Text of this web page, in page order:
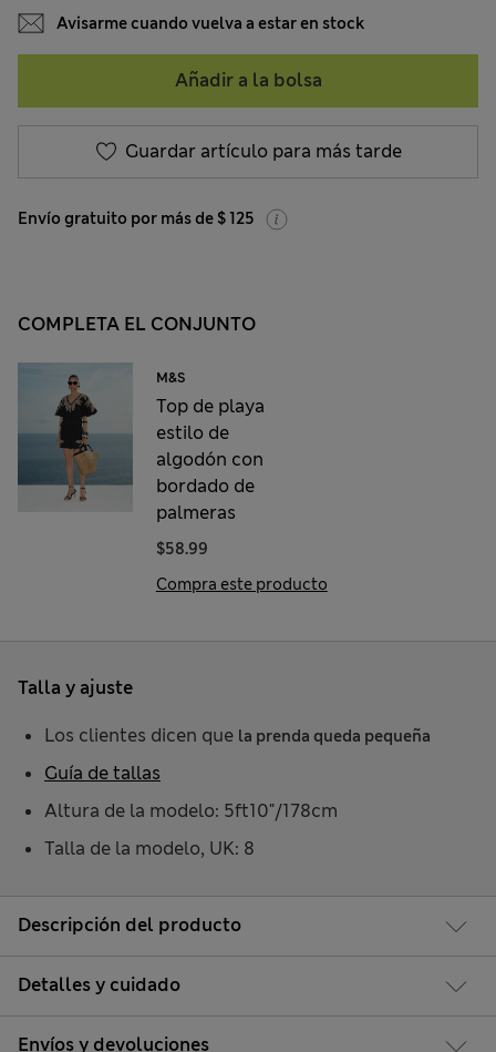
Avisarme cuando vuelva a estar en stock
Añadir a la bolsa
Guardar artículo para más tarde
Envío gratuito por más de $ 125
COMPLETA EL CONJUNTO
M&S
Top de playa
estilo de
algodón con
bordado de
palmeras
$58.99
Compra este producto
Descripción del producto
Detalles y cuidado
Envíos y devoluciones
Talla y ajuste
Los clientes dicen que la prenda queda pequeña
Altura de la modelo: 5ft10"/178cm
Talla de la modelo, UK: 8
Guía de tallas